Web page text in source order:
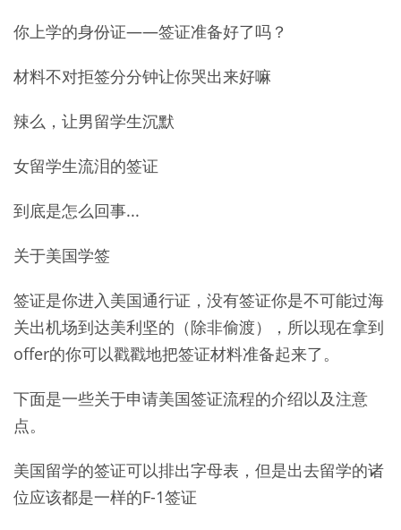
你上学的身份证——签证准备好了吗？
材料不对拒签分分钟让你哭出来好嘛
辣么，让男留学生沉默
女留学生流泪的签证
到底是怎么回事...
关于美国学签
签证是你进入美国通行证，没有签证你是不可能过海
关出机场到达美利坚的（除非偷渡），所以现在拿到
offer的你可以戳戳地把签证材料准备起来了。
下面是一些关于申请美国签证流程的介绍以及注意
点。
美国留学的签证可以排出字母表，但是出去留学的诸
位应该都是一样的F-1签证